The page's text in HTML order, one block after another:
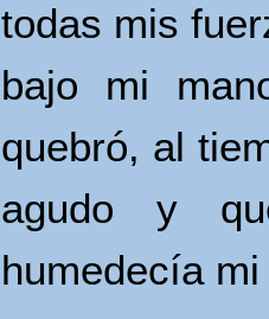
todas mis
bajo mi
quebró, al
agudo y
humedecía